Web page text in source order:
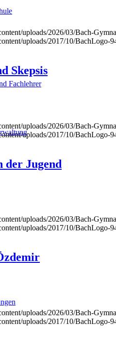
Fachlehrer
uploads/2026/03/Bach-
uploads/2017/10/BachLogo-
Skepsis
uploads/2026/03/Bach-
uploads/2017/10/BachLogo-
der Jugend
uploads/2026/03/Bach-
uploads/2017/10/BachLogo-
uploads/2026/03/Bach-
uploads/2017/10/BachLogo-